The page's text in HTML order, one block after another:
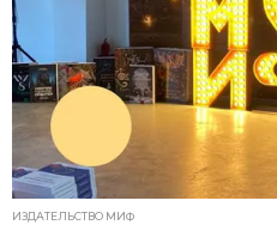
ИЗДАТЕЛЬСТВО МИФ